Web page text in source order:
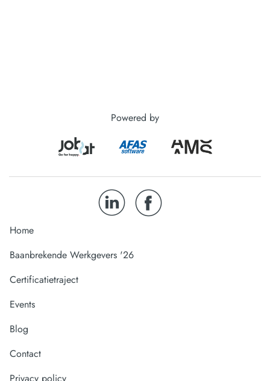
Powered by
Home
Baanbrekende Werkgevers '26
Certificatietraject
Events
Blog
Contact